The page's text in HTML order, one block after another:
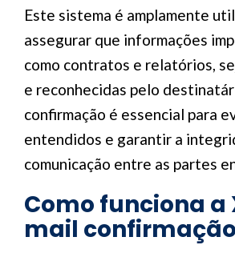
Este sistema é amplamente
assegurar que informações
como contratos e relatórios,
e reconhecidas pelo
confirmação é essencial para
entendidos e garantir a
comunicação entre as partes
Como funciona a
mail